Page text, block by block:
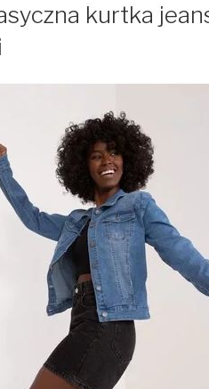
kurtka